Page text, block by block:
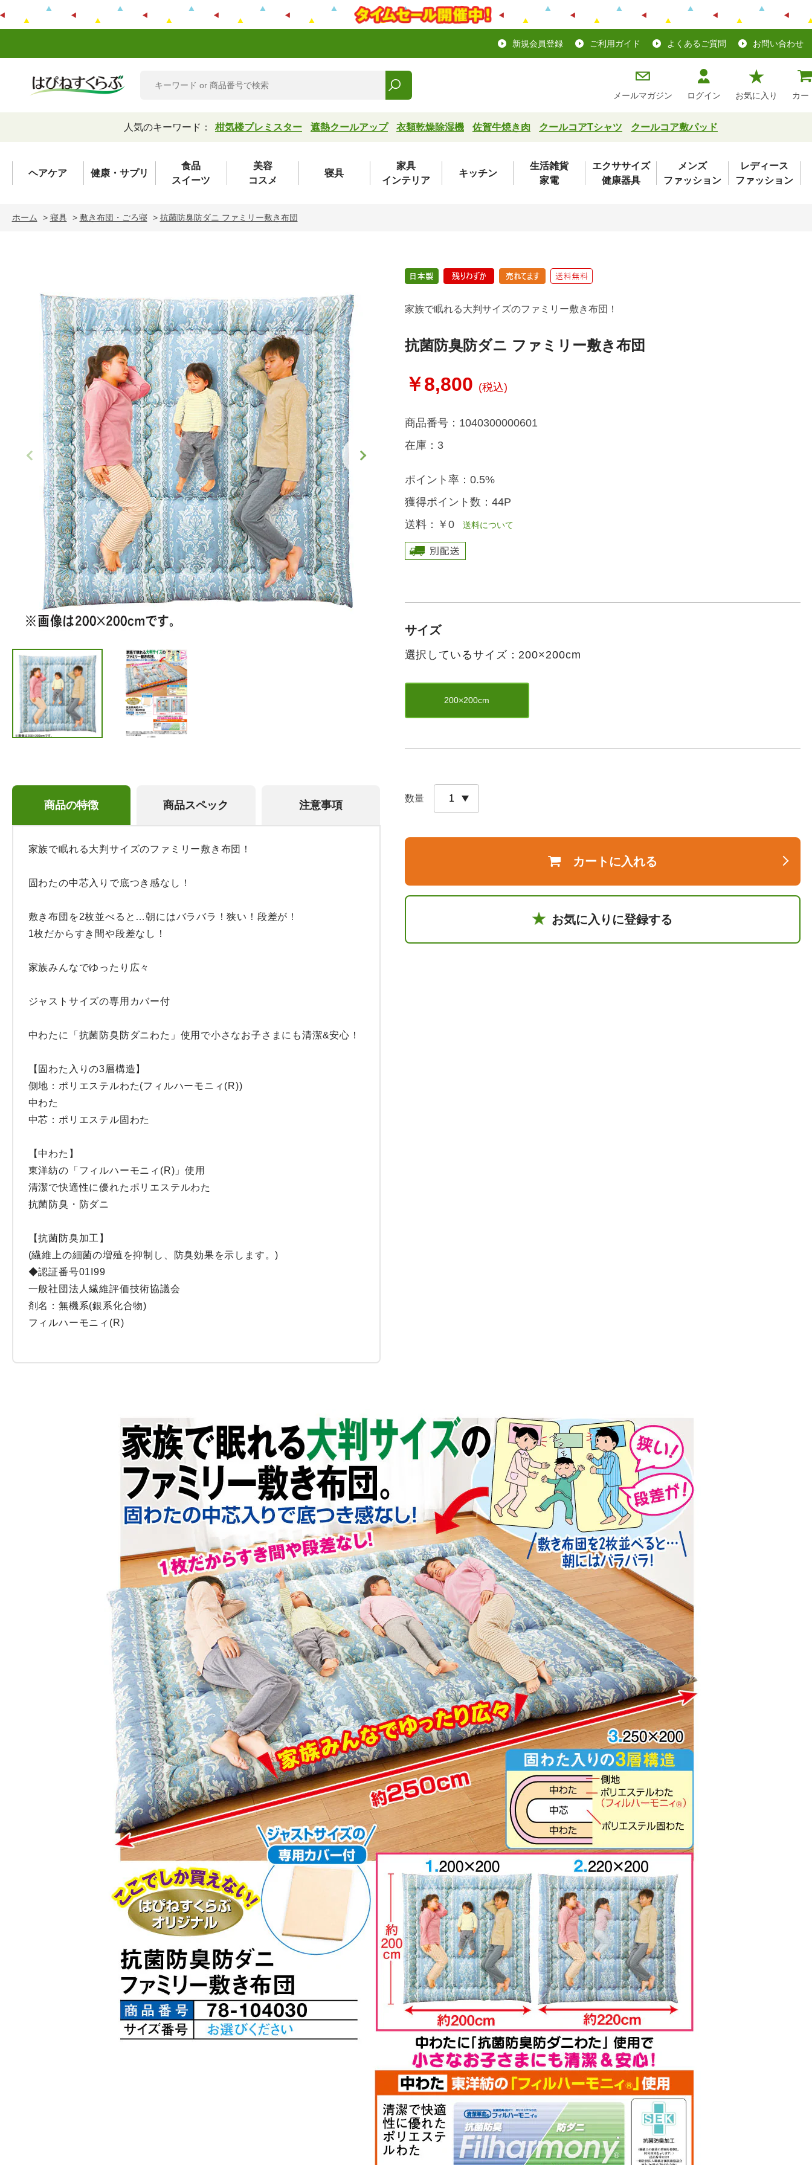
新規会員登録 ご利用ガイド よくあるご質問 お問い合わせ
メールマガジン ログイン お気に入り カー
人気のキーワード： 柑気楼プレミスター 遮熱クールアップ 衣類乾燥除湿機 佐賀牛焼き肉 クールコアTシャツ クールコア敷パッド
ヘアケア 健康・サプリ
食品
スイーツ
美容
コスメ
寝具
家具
インテリア
キッチン
生活雑貨
家電
エクササイズ
健康器具
メンズ
ファッション
レディース
ファッション
ホーム > 寝具 > 敷き布団・ごろ寝 > 抗菌防臭防ダニ ファミリー敷き布団
商品の特徴 商品スペック 注意事項
家族で眠れる大判サイズのファミリー敷き布団！
固わたの中芯入りで底つき感なし！
敷き布団を2枚並べると…朝にはバラバラ！狭い！段差が！
1枚だからすき間や段差なし！
家族みんなでゆったり広々
ジャストサイズの専用カバー付
中わたに「抗菌防臭防ダニわた」使用で小さなお子さまにも清潔&安心！
【固わた入りの3層構造】
側地：ポリエステルわた(フィルハーモニィ(R))
中わた
中芯：ポリエステル固わた
【中わた】
東洋紡の「フィルハーモニィ(R)」使用
清潔で快適性に優れたポリエステルわた
抗菌防臭・防ダニ
【抗菌防臭加工】
(繊維上の細菌の増殖を抑制し、防臭効果を示します。)
◆認証番号01I99
一般社団法人繊維評価技術協議会
剤名：無機系(銀系化合物)
フィルハーモニィ(R)
家族で眠れる大判サイズのファミリー敷き布団！
抗菌防臭防ダニ ファミリー敷き布団
￥8,800 (税込)
商品番号： 1040300000601
在庫： 3
ポイント率： 0.5%
獲得ポイント数： 44P
送料： ￥0送料について
サイズ
選択しているサイズ：200×200cm
200×200cm
数量
カートに入れる
お気に入りに登録する